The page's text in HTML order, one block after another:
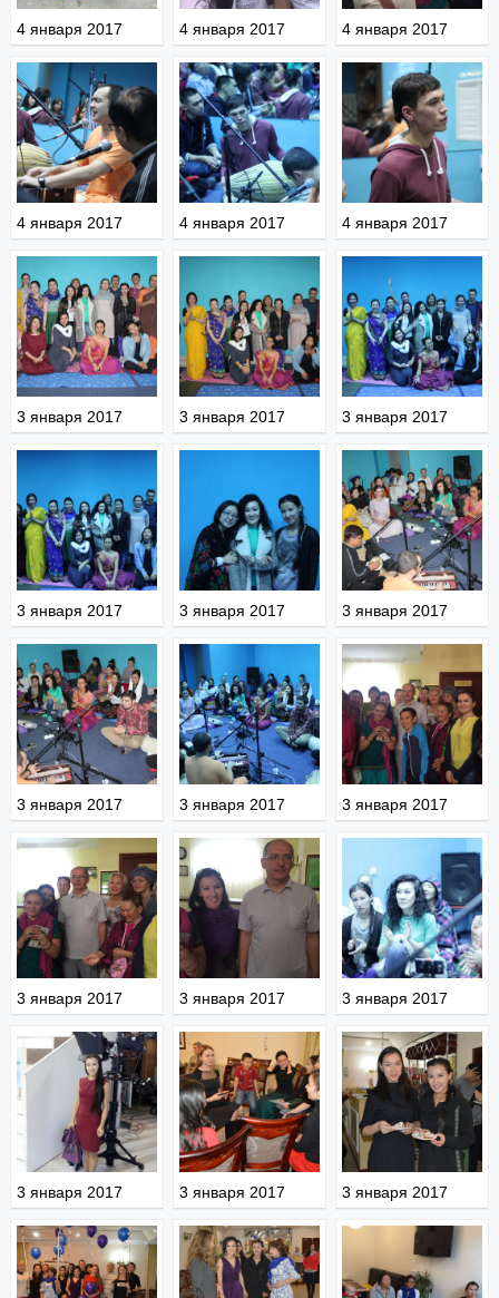
4 января 2017 4 января 2017 4 января 2017
4 января 2017 4 января 2017 4 января 2017
3 января 2017 3 января 2017 3 января 2017
3 января 2017 3 января 2017 3 января 2017
3 января 2017 3 января 2017 3 января 2017
3 января 2017 3 января 2017 3 января 2017
3 января 2017 3 января 2017 3 января 2017